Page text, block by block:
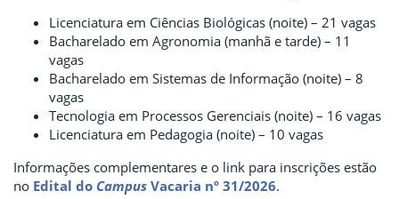
Licenciatura em Ciências Biológicas (noite) – 21 vagas
Bacharelado em Agronomia (manhã e tarde) – 11
vagas
Bacharelado em Sistemas de Informação (noite) – 8
vagas
Tecnologia em Processos Gerenciais (noite) – 16 vagas
Licenciatura em Pedagogia (noite) – 10 vagas
Informações complementares e o link para inscrições estão
no Edital do Campus Vacaria nº 31/2026.